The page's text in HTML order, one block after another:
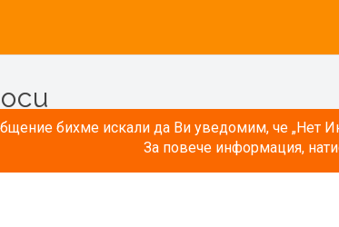
бихме искали да Ви уведомим, че „Нет
За повече информация,